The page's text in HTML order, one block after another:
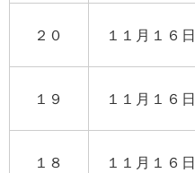
２０ １１月１６日
１９ １１月１６日
１８ １１月１６日